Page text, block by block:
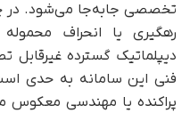
تخصصی جابه‌جا می‌شود. در
رهگیری یا انحراف
دیپلماتیک گسترده غیرقابل
فنی این سامانه به حدی
پراکنده یا مهندسی معکوس